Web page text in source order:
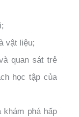
vật liệu;
quan sát trẻ
học tập của
khám phá hấp